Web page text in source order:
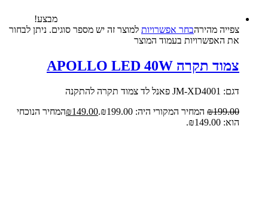
מבצע!
צפייה‬ ‫מהירה‬בחר אפשרויות למוצר זה יש מספר סוגים. ניתן לבחור
את האפשרויות בעמוד המוצר
צמוד תקרה APOLLO LED 40W
דגם: JM-XD4001 פאנל לד צמוד תקרה להתקנה
₪199.00 המחיר המקורי היה: ₪199.00. ₪149.00
המחיר הנוכחי
הוא: ₪149.00.